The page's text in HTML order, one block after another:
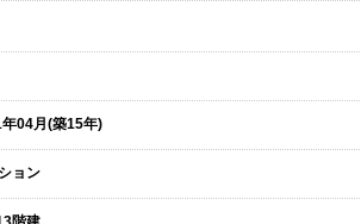
04月(築15年)
ョン